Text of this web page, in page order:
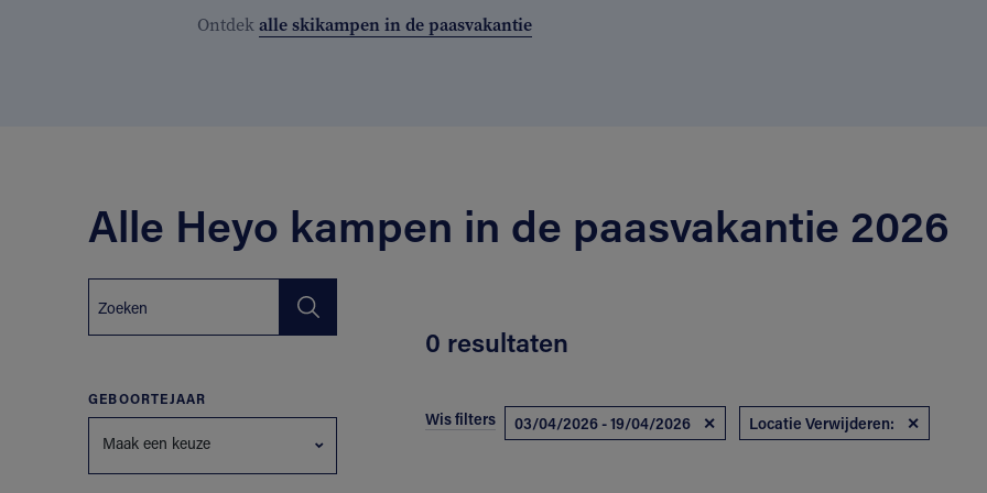
Ontdekalle skikampen in de paasvakantie
Alle Heyo kampen in de paasvakantie 2026
GEBOORTEJAAR
Maak een keuze
0 resultaten
Wis filters 03/04/2026 - 19/04/2026 ✕ Locatie Verwijderen: ✕